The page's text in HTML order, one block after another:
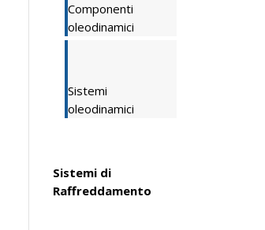
Componenti
oleodinamici
Sistemi
oleodinamici
Sistemi di
Raffreddamento